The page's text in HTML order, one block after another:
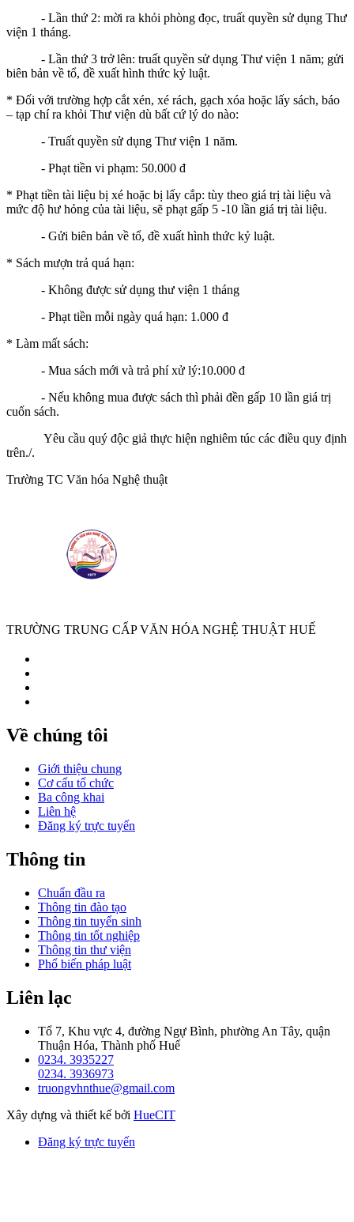
- Lần thứ 2: mời ra khỏi phòng đọc, truất quyền sử dụng Thư
viện 1 tháng.
- Lần thứ 3 trở lên: truất quyền sử dụng Thư viện 1 năm; gửi
biên bản về tổ, đề xuất hình thức kỷ luật.
* Đối với trường hợp cắt xén, xé rách, gạch xóa hoặc lấy sách, báo
– tạp chí ra khỏi Thư viện dù bất cứ lý do nào:
- Truất quyền sử dụng Thư viện 1 năm.
- Phạt tiền vi phạm: 50.000 đ
* Phạt tiền tài liệu bị xé hoặc bị lấy cắp: tùy theo giá trị tài liệu và
mức độ hư hỏng của tài liệu, sẽ phạt gấp 5 -10 lần giá trị tài liệu.
- Gửi biên bản về tổ, đề xuất hình thức kỷ luật.
* Sách mượn trả quá hạn:
- Không được sử dụng thư viện 1 tháng
- Phạt tiền mỗi ngày quá hạn: 1.000 đ
* Làm mất sách:
- Mua sách mới và trả phí xử lý:10.000 đ
- Nếu không mua được sách thì phải đền gấp 10 lần giá trị
cuốn sách.
Yêu cầu quý độc giả thực hiện nghiêm túc các điều quy định
trên./.
Trường TC Văn hóa Nghệ thuật
TRƯỜNG TRUNG CẤP VĂN HÓA NGHỆ THUẬT HUẾ
Về chúng tôi
Giới thiệu chung
Cơ cấu tổ chức
Ba công khai
Liên hệ
Đăng ký trực tuyến
Thông tin
Chuẩn đầu ra
Thông tin đào tạo
Thông tin tuyển sinh
Thông tin tốt nghiệp
Thông tin thư viện
Phổ biến pháp luật
Liên lạc
Tổ 7, Khu vực 4, đường Ngự Bình, phường An Tây, quận
Thuận Hóa, Thành phố Huế
0234. 3935227
0234. 3936973
truongvhnthue@gmail.com
Xây dựng và thiết kế bởi HueCIT
Đăng ký trực tuyến